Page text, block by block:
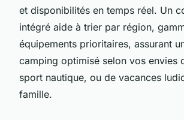
et disponibilités en temps réel. Un
intégré aide à trier par région,
équipements prioritaires, assurant
camping optimisé selon vos envies
sport nautique, ou de vacances
famille.